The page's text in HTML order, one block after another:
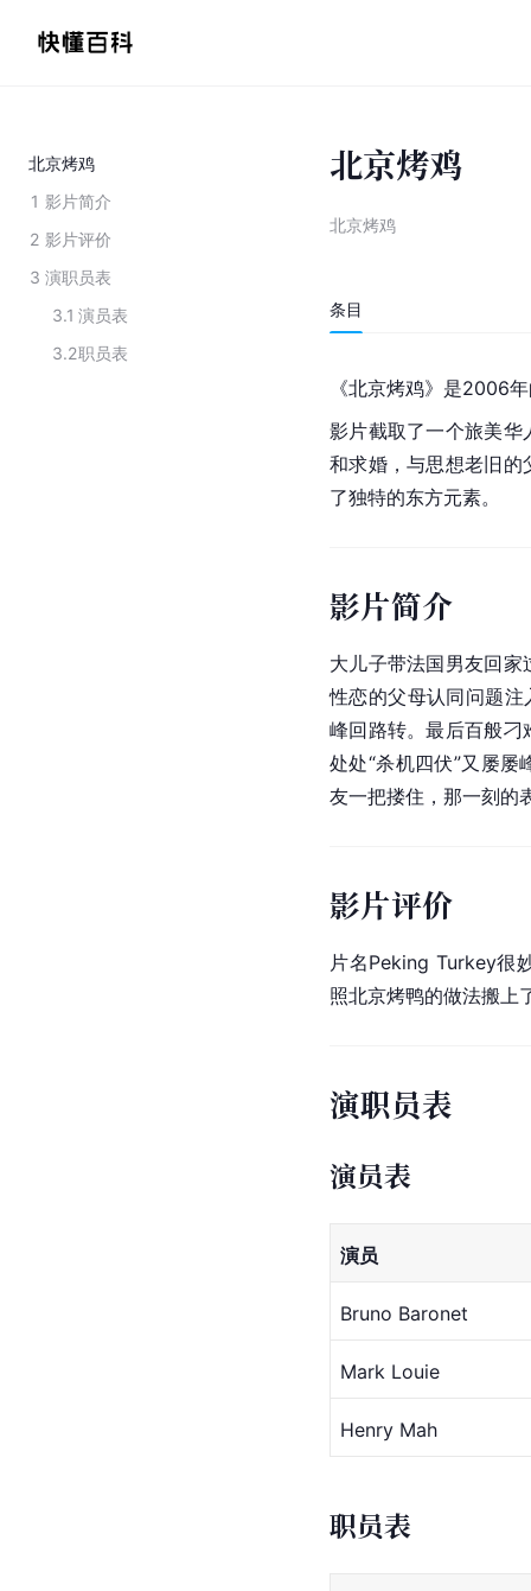
北京烤鸡
1 影片简介
2 影片评价
3 演职员表
3.1 演员表
3.2职员表
北京烤鸡
北京烤鸡
条目
《北京烤鸡》是2006
影片截取了一个旅美
和求婚，与思想老旧的
了独特的东方元素。
影片简介
大儿子带法国男友回
性恋的父母认同问题注
峰回路转。最后百般刁
处处“杀机四伏”又屡
友一把搂住，那一刻的
影片评价
片名Peking Turkey很
照北京烤鸭的做法搬上
演职员表
演员表
演员
Bruno Baronet
Mark Louie
Henry Mah
职员表